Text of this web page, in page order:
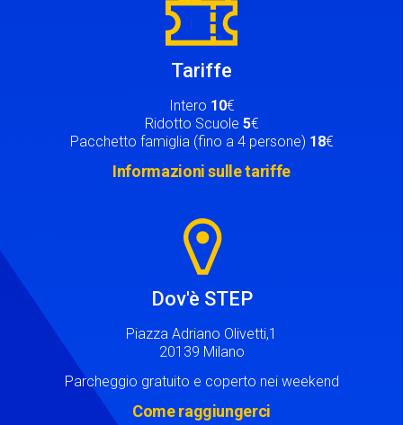
Tariffe
Intero 10€
Ridotto Scuole 5€
Pacchetto famiglia (fino a 4 persone) 18€
Informazioni sulle tariffe
Dov'è STEP
Piazza Adriano Olivetti,1
20139 Milano
Parcheggio gratuito e coperto nei weekend
Come raggiungerci